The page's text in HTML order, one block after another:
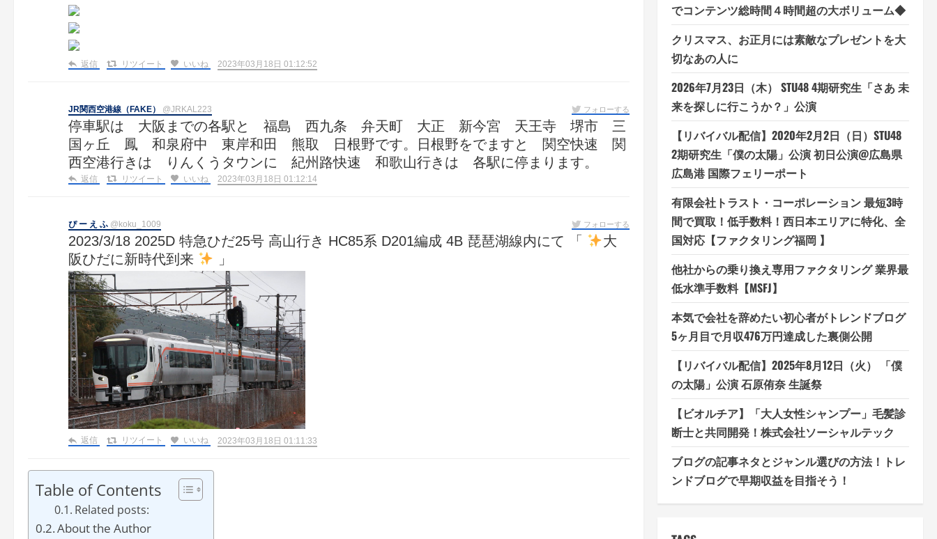
返信 リツイート いいね 2023年03月18日 01:12:52
JR関西空港線（FAKE） @JRKAL223 フォローする
停車駅は 大阪までの各駅と 福島 西九条 弁天町 大正 新今宮 天王寺 堺市 三
国ヶ丘 鳳 和泉府中 東岸和田 熊取 日根野です。日根野をでますと 関空快速 関
西空港行きは りんくうタウンに 紀州路快速 和歌山行きは 各駅に停まります。
返信 リツイート いいね 2023年03月18日 01:12:14
ぴ ー え ふ @koku_1009 フォローする
2023/3/18 2025D 特急ひだ25号 高山行き HC85系 D201編成 4B 琵琶湖線内にて 「
大
阪ひだに新時代到来
」
返信 リツイート いいね 2023年03月18日 01:11:33
Table of Contents
Related posts:
About the Author
でコンテンツ総時間４時間超の大ボリューム◆
クリスマス、お正月には素敵なプレゼントを大
切なあの人に
2026年7月23日（木） STU48 4期研究生「さあ 未
来を探しに行こうか？」公演
【リバイバル配信】2020年2月2日（日）STU48
2期研究生「僕の太陽」公演 初日公演@広島県
広島港 国際フェリーポート
有限会社トラスト・コーポレーション 最短3時
間で買取！低手数料！西日本エリアに特化、全
国対応【ファクタリング福岡 】
他社からの乗り換え専用ファクタリング 業界最
低水準手数料【MSFJ】
本気で会社を辞めたい初心者がトレンドブログ
5ヶ月目で月収476万円達成した裏側公開
【リバイバル配信】2025年8月12日（火） 「僕
の太陽」公演 石原侑奈 生誕祭
【ビオルチア】「大人女性シャンプー」毛髪診
断士と共同開発！株式会社ソーシャルテック
ブログの記事ネタとジャンル選びの方法！トレ
ンドブログで早期収益を目指そう！